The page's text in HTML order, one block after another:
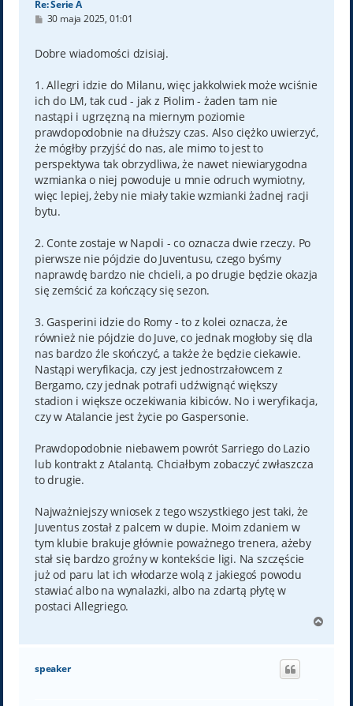
Re: Serie A
P
t
30 maja 2025, 01:01
Dobre wiadomości dzisiaj.
1. Allegri idzie do Milanu, więc jakkolwiek może wciśnie
ich do LM, tak cud - jak z Piolim - żaden tam nie
nastąpi i ugrzęzną na miernym poziomie
prawdopodobnie na dłuższy czas. Also ciężko uwierzyć,
że mógłby przyjść do nas, ale mimo to jest to
perspektywa tak obrzydliwa, że nawet niewiarygodna
wzmianka o niej powoduje u mnie odruch wymiotny,
więc lepiej, żeby nie miały takie wzmianki żadnej racji
bytu.
2. Conte zostaje w Napoli - co oznacza dwie rzeczy. Po
pierwsze nie pójdzie do Juventusu, czego byśmy
naprawdę bardzo nie chcieli, a po drugie będzie okazja
się zemścić za kończący się sezon.
3. Gasperini idzie do Romy - to z kolei oznacza, że
również nie pójdzie do Juve, co jednak mogłoby się dla
nas bardzo źle skończyć, a także że będzie ciekawie.
Nastąpi weryfikacja, czy jest jednostrzałowcem z
Bergamo, czy jednak potrafi udźwignąć większy
stadion i większe oczekiwania kibiców. No i weryfikacja,
czy w Atalancie jest życie po Gaspersonie.
Prawdopodobnie niebawem powrót Sarriego do Lazio
lub kontrakt z Atalantą. Chciałbym zobaczyć zwłaszcza
to drugie.
Najważniejszy wniosek z tego wszystkiego jest taki, że
Juventus został z palcem w dupie. Moim zdaniem w
tym klubie brakuje głównie poważnego trenera, ażeby
stał się bardzo groźny w kontekście ligi. Na szczęście
już od paru lat ich włodarze wolą z jakiegoś powodu
stawiać albo na wynalazki, albo na zdartą płytę w
postaci Allegriego.
g
speaker